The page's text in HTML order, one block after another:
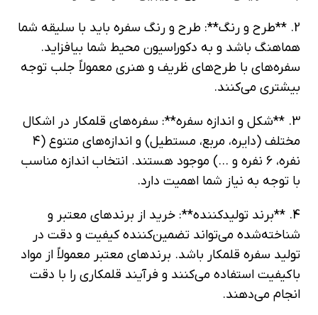
2. **طرح و رنگ**: طرح و رنگ سفره باید با سلیقه شما
هماهنگ باشد و به دکوراسیون محیط شما بیافزاید.
سفره‌های با طرح‌های ظریف و هنری معمولاً جلب توجه
بیشتری می‌کنند.
3. **شکل و اندازه سفره**: سفره‌های قلمکار در اشکال
مختلف (دایره، مربع، مستطیل) و اندازه‌های متنوع (۴
نفره، ۶ نفره و …) موجود هستند. انتخاب اندازه مناسب
با توجه به نیاز شما اهمیت دارد.
4. **برند تولیدکننده**: خرید از برندهای معتبر و
شناخته‌شده می‌تواند تضمین‌کننده کیفیت و دقت در
تولید سفره قلمکار باشد. برندهای معتبر معمولاً از مواد
باکیفیت استفاده می‌کنند و فرآیند قلمکاری را با دقت
انجام می‌دهند.